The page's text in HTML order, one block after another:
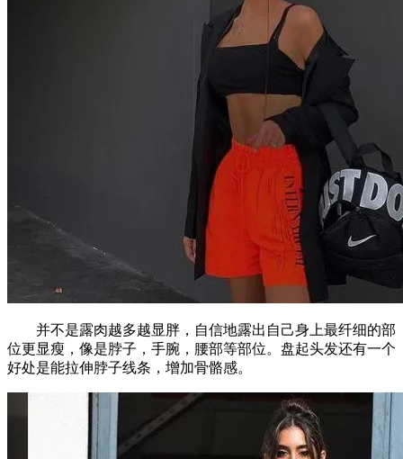
并不是露肉越多越显胖，自信地露出自己身上最纤细的部
位更显瘦，像是脖子，手腕，腰部等部位。盘起头发还有一个
好处是能拉伸脖子线条，增加骨骼感。